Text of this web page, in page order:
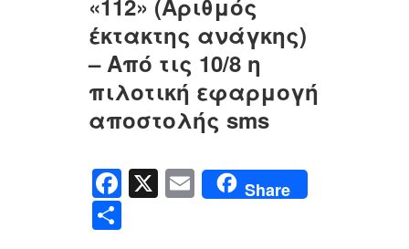
«112» (Αριθμός
έκτακτης ανάγκης)
– Από τις 10/8 η
πιλοτική εφαρμογή
αποστολής sms
F X E
m
Share